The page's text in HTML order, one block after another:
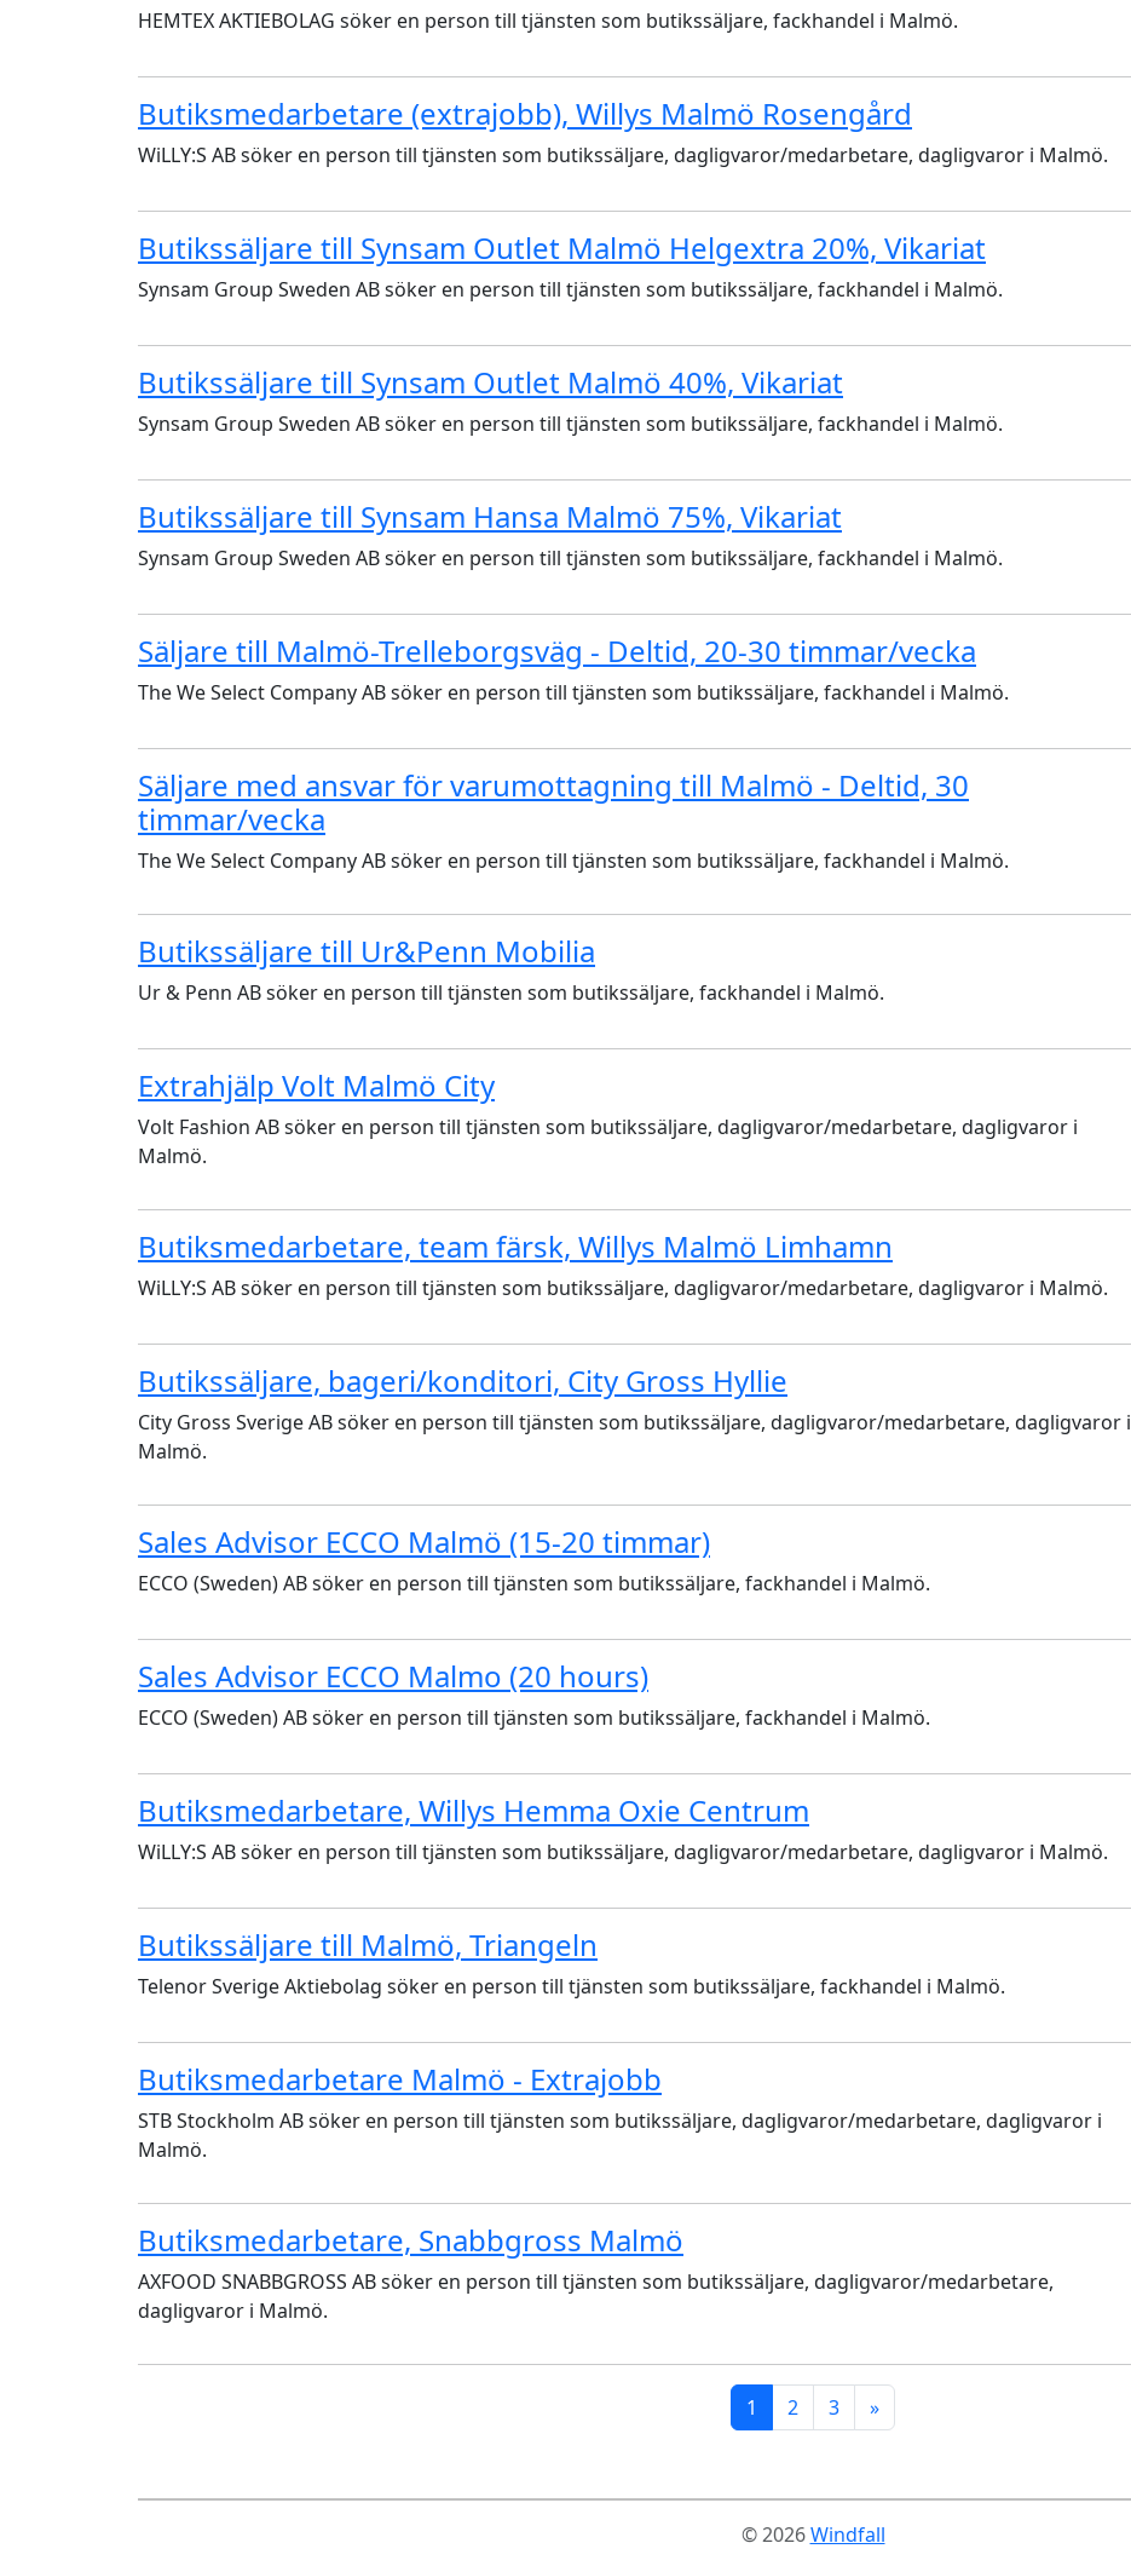
HEMTEX AKTIEBOLAG söker en person till tjänsten som butikssäljare, fackhandel i Malmö.
Butiksmedarbetare (extrajobb), Willys Malmö Rosengård
WiLLY:S AB söker en person till tjänsten som butikssäljare, dagligvaror/medarbetare, dagligvaror i Malmö.
Butikssäljare till Synsam Outlet Malmö Helgextra 20%, Vikariat
Synsam Group Sweden AB söker en person till tjänsten som butikssäljare, fackhandel i Malmö.
Butikssäljare till Synsam Outlet Malmö 40%, Vikariat
Synsam Group Sweden AB söker en person till tjänsten som butikssäljare, fackhandel i Malmö.
Butikssäljare till Synsam Hansa Malmö 75%, Vikariat
Synsam Group Sweden AB söker en person till tjänsten som butikssäljare, fackhandel i Malmö.
Säljare till Malmö-Trelleborgsväg - Deltid, 20-30 timmar/vecka
The We Select Company AB söker en person till tjänsten som butikssäljare, fackhandel i Malmö.
Säljare med ansvar för varumottagning till Malmö - Deltid, 30
timmar/vecka
The We Select Company AB söker en person till tjänsten som butikssäljare, fackhandel i Malmö.
Butikssäljare till Ur&Penn Mobilia
Ur & Penn AB söker en person till tjänsten som butikssäljare, fackhandel i Malmö.
Extrahjälp Volt Malmö City
Volt Fashion AB söker en person till tjänsten som butikssäljare, dagligvaror/medarbetare, dagligvaror i
Malmö.
Butiksmedarbetare, team färsk, Willys Malmö Limhamn
WiLLY:S AB söker en person till tjänsten som butikssäljare, dagligvaror/medarbetare, dagligvaror i Malmö.
Butikssäljare, bageri/konditori, City Gross Hyllie
City Gross Sverige AB söker en person till tjänsten som butikssäljare, dagligvaror/medarbetare, dagligvaror i
Malmö.
Sales Advisor ECCO Malmö (15-20 timmar)
ECCO (Sweden) AB söker en person till tjänsten som butikssäljare, fackhandel i Malmö.
Sales Advisor ECCO Malmo (20 hours)
ECCO (Sweden) AB söker en person till tjänsten som butikssäljare, fackhandel i Malmö.
Butiksmedarbetare, Willys Hemma Oxie Centrum
WiLLY:S AB söker en person till tjänsten som butikssäljare, dagligvaror/medarbetare, dagligvaror i Malmö.
Butikssäljare till Malmö, Triangeln
Telenor Sverige Aktiebolag söker en person till tjänsten som butikssäljare, fackhandel i Malmö.
Butiksmedarbetare Malmö - Extrajobb
STB Stockholm AB söker en person till tjänsten som butikssäljare, dagligvaror/medarbetare, dagligvaror i
Malmö.
Butiksmedarbetare, Snabbgross Malmö
AXFOOD SNABBGROSS AB söker en person till tjänsten som butikssäljare, dagligvaror/medarbetare,
dagligvaror i Malmö.
1 2 3 »
© 2026Windfall